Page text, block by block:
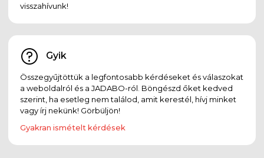
visszahívunk!
Gyik
Összegyűjtöttük a legfontosabb kérdéseket és válaszokat
a weboldalról és a JADABO-ról. Böngészd őket kedved
szerint, ha esetleg nem találod, amit kerestél, hívj minket
vagy írj nekünk! Görbüljön!
Gyakran ismételt kérdések